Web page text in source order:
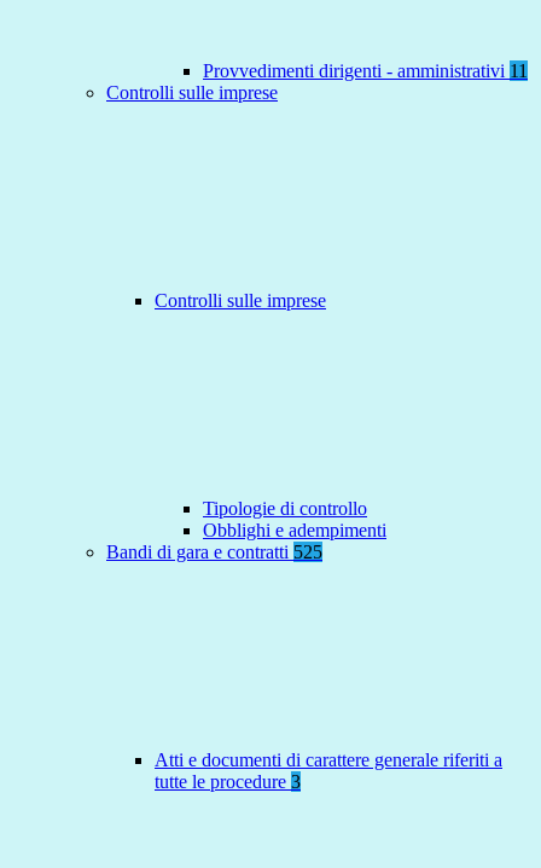
Provvedimenti dirigenti - amministrativi 11
Controlli sulle imprese
Controlli sulle imprese
Tipologie di controllo
Obblighi e adempimenti
Bandi di gara e contratti 525
Atti e documenti di carattere generale riferiti a
tutte le procedure 3